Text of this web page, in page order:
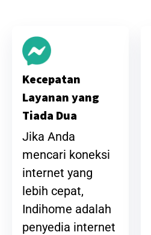
Kecepatan
Layanan yang
Tiada Dua
Jika Anda
mencari koneksi
internet yang
lebih cepat,
Indihome adalah
penyedia internet